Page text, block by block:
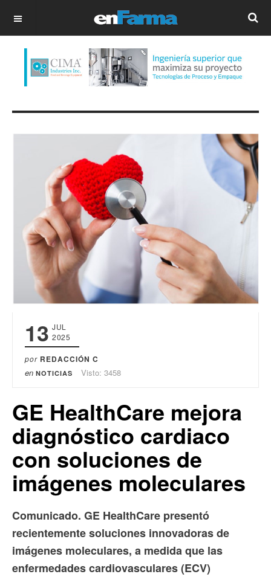
OFF CANVAS
13 JUL
2025
por REDACCIÓN C
en NOTICIAS Visto: 3458
GE HealthCare mejora
diagnóstico cardiaco
con soluciones de
imágenes moleculares
Comunicado. GE HealthCare presentó
recientemente soluciones innovadoras de
imágenes moleculares, a medida que las
enfermedades cardiovasculares (ECV)